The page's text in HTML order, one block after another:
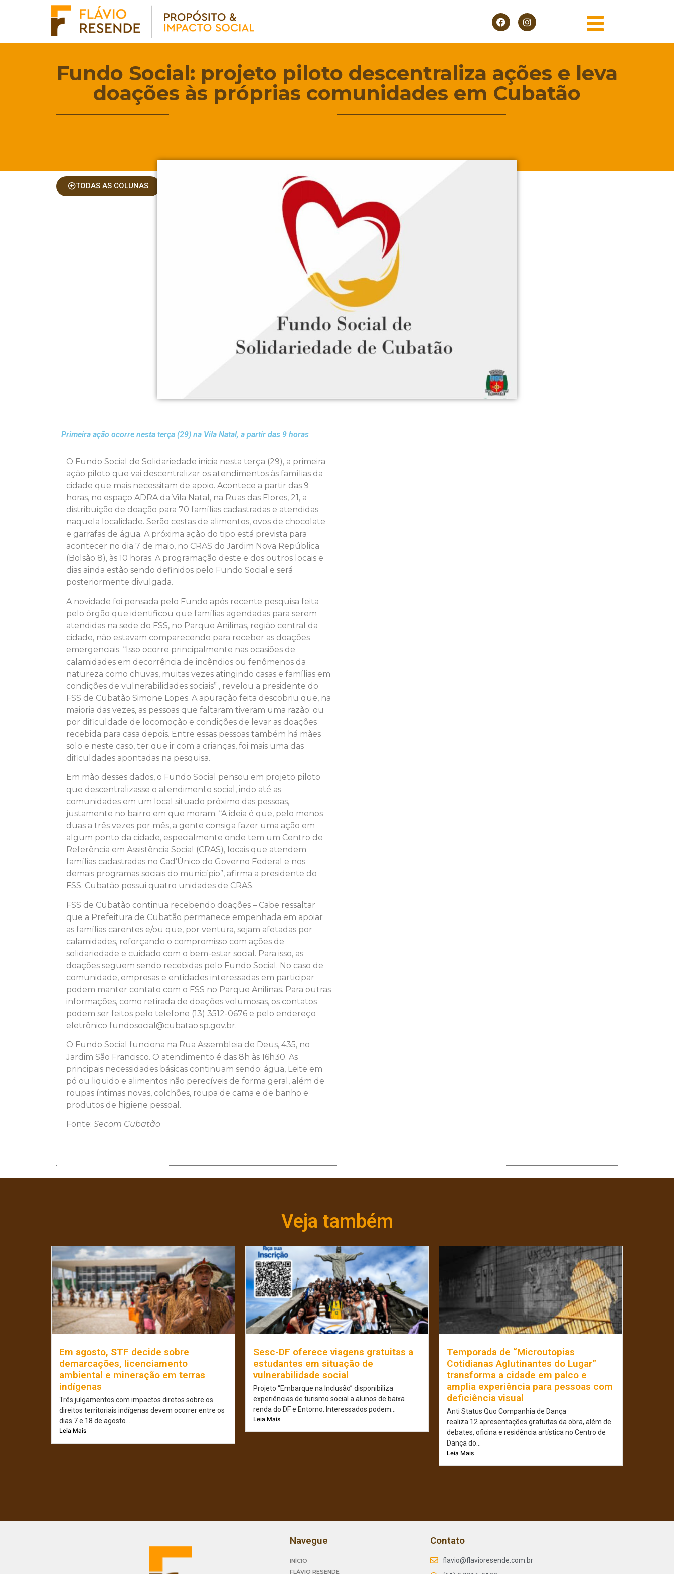
Fundo Social: projeto piloto descentraliza ações e leva
doações às próprias comunidades em Cubatão
TODAS AS COLUNAS
Primeira ação ocorre nesta terça (29) na Vila Natal, a partir das 9 horas
O Fundo Social de Solidariedade inicia nesta terça (29), a primeira
ação piloto que vai descentralizar os atendimentos às famílias da
cidade que mais necessitam de apoio. Acontece a partir das 9
horas, no espaço ADRA da Vila Natal, na Ruas das Flores, 21, a
distribuição de doação para 70 famílias cadastradas e atendidas
naquela localidade. Serão cestas de alimentos, ovos de chocolate
e garrafas de água. A próxima ação do tipo está prevista para
acontecer no dia 7 de maio, no CRAS do Jardim Nova República
(Bolsão 8), às 10 horas. A programação deste e dos outros locais e
dias ainda estão sendo definidos pelo Fundo Social e será
posteriormente divulgada.
A novidade foi pensada pelo Fundo após recente pesquisa feita
pelo órgão que identificou que famílias agendadas para serem
atendidas na sede do FSS, no Parque Anilinas, região central da
cidade, não estavam comparecendo para receber as doações
emergenciais. “Isso ocorre principalmente nas ocasiões de
calamidades em decorrência de incêndios ou fenômenos da
natureza como chuvas, muitas vezes atingindo casas e famílias em
condições de vulnerabilidades sociais” , revelou a presidente do
FSS de Cubatão Simone Lopes. A apuração feita descobriu que, na
maioria das vezes, as pessoas que faltaram tiveram uma razão: ou
por dificuldade de locomoção e condições de levar as doações
recebida para casa depois. Entre essas pessoas também há mães
solo e neste caso, ter que ir com a crianças, foi mais uma das
dificuldades apontadas na pesquisa.
Em mão desses dados, o Fundo Social pensou em projeto piloto
que descentralizasse o atendimento social, indo até as
comunidades em um local situado próximo das pessoas,
justamente no bairro em que moram. “A ideia é que, pelo menos
duas a três vezes por mês, a gente consiga fazer uma ação em
algum ponto da cidade, especialmente onde tem um Centro de
Referência em Assistência Social (CRAS), locais que atendem
famílias cadastradas no Cad’Único do Governo Federal e nos
demais programas sociais do município”, afirma a presidente do
FSS. Cubatão possui quatro unidades de CRAS.
FSS de Cubatão continua recebendo doações – Cabe ressaltar
que a Prefeitura de Cubatão permanece empenhada em apoiar
as famílias carentes e/ou que, por ventura, sejam afetadas por
calamidades, reforçando o compromisso com ações de
solidariedade e cuidado com o bem-estar social. Para isso, as
doações seguem sendo recebidas pelo Fundo Social. No caso de
comunidade, empresas e entidades interessadas em participar
podem manter contato com o FSS no Parque Anilinas. Para outras
informações, como retirada de doações volumosas, os contatos
podem ser feitos pelo telefone (13) 3512-0676 e pelo endereço
eletrônico fundosocial@cubatao.sp.gov.br.
O Fundo Social funciona na Rua Assembleia de Deus, 435, no
Jardim São Francisco. O atendimento é das 8h às 16h30. As
principais necessidades básicas continuam sendo: água, Leite em
pó ou liquido e alimentos não perecíveis de forma geral, além de
roupas íntimas novas, colchões, roupa de cama e de banho e
produtos de higiene pessoal.
Fonte: Secom Cubatão
Veja também
Em agosto, STF decide sobre
demarcações, licenciamento
ambiental e mineração em terras
indígenas
Três julgamentos com impactos diretos sobre os
direitos territoriais indígenas devem ocorrer entre os
dias 7 e 18 de agosto...
Leia Mais
Sesc-DF oferece viagens gratuitas a
estudantes em situação de
vulnerabilidade social
Projeto “Embarque na Inclusão” disponibiliza
experiências de turismo social a alunos de baixa
renda do DF e Entorno. Interessados podem...
Leia Mais
Temporada de “Microutopias
Cotidianas Aglutinantes do Lugar”
transforma a cidade em palco e
amplia experiência para pessoas com
deficiência visual
Anti Status Quo Companhia de Dança
realiza 12 apresentações gratuitas da obra, além de
debates, oficina e residência artística no Centro de
Dança do...
Leia Mais
Navegue
INÍCIO
FLÁVIO RESENDE
Contato
flavio@flavioresende.com.br